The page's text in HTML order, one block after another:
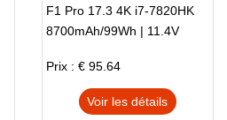
F1 Pro 17.3 4K i7-7820HK
8700mAh/99Wh | 11.4V
Prix : € 95.64
Voir les détails